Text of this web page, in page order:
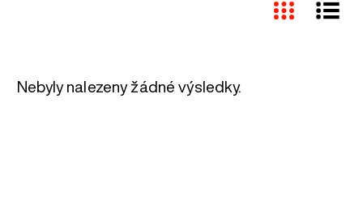
Nebyly nalezeny žádné výsledky.